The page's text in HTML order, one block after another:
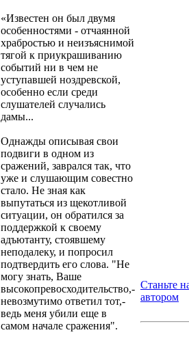
«Известен он был двумя
особенностями - отчаянной
храбростью и неизъяснимой
тягой к приукрашиванию
событий ни в чем не
уступавшей ноздревской,
особенно если среди
слушателей случались
дамы...
Однажды описывая свои
подвиги в одном из
сражений, заврался так, что
уже и слушающим совестно
стало. Не зная как
выпутаться из щекотливой
ситуации, он обратился за
поддержкой к своему
адъютанту, стоявшему
неподалеку, и попросил
подтвердить его слова. "Не
могу знать, Ваше
высокопревосходительство,-
невозмутимо ответил тот,-
ведь меня убили еще в
самом начале сражения".
Станьте
автором